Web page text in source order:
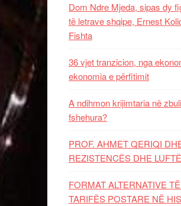
Dom Ndre Mjeda, sipas dy
të letrave shqipe, Ernest
Fishta
36 vjet tranzicion, nga
ekonomia e përfitimit
A ndihmon krijimtaria në
fshehura?
PROF. AHMET QERIQI
REZISTENCЁS DHE
FORMAT ALTERNATIVE
TARIFËS POSTARE NË